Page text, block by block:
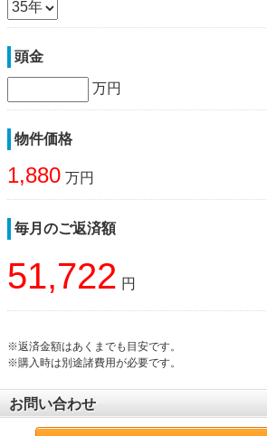
頭金
万円
物件価格
1,880 万円
毎月のご返済額
51,722 円
※返済金額はあくまでも目安です。
※購入時は別途諸費用が必要です。
お問い合わせ